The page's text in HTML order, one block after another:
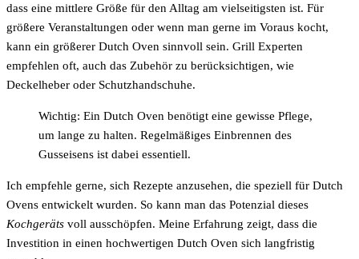
dass eine mittlere Größe für den Alltag am vielseitigsten ist. Für
größere Veranstaltungen oder wenn man gerne im Voraus kocht,
kann ein größerer Dutch Oven sinnvoll sein. Grill Experten
empfehlen oft, auch das Zubehör zu berücksichtigen, wie
Deckelheber oder Schutzhandschuhe.
Wichtig: Ein Dutch Oven benötigt eine gewisse Pflege,
um lange zu halten. Regelmäßiges Einbrennen des
Gusseisens ist dabei essentiell.
Ich empfehle gerne, sich Rezepte anzusehen, die speziell für Dutch
Ovens entwickelt wurden. So kann man das Potenzial dieses
Kochgeräts voll ausschöpfen. Meine Erfahrung zeigt, dass die
Investition in einen hochwertigen Dutch Oven sich langfristig